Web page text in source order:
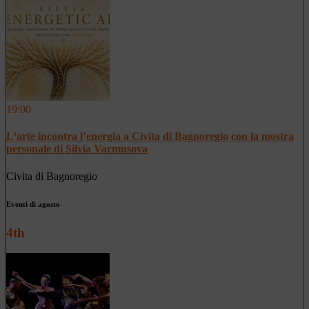
19:00
L’arte incontra l’energia a Civita di Bagnoregio con la mostra
personale di Silvia Varmusova
Civita di Bagnoregio
Eventi di agosto
4th